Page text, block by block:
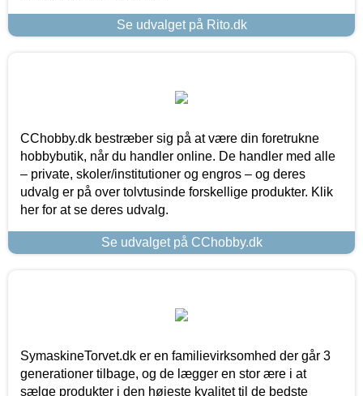
Se udvalget på Rito.dk
CChobby.dk bestræber sig på at være din foretrukne
hobbybutik, når du handler online. De handler med alle
– private, skoler/institutioner og engros – og deres
udvalg er på over tolvtusinde forskellige produkter. Klik
her for at se deres udvalg.
Se udvalget på CChobby.dk
SymaskineTorvet.dk er en familievirksomhed der går 3
generationer tilbage, og de lægger en stor ære i at
sælge produkter i den højeste kvalitet til de bedste